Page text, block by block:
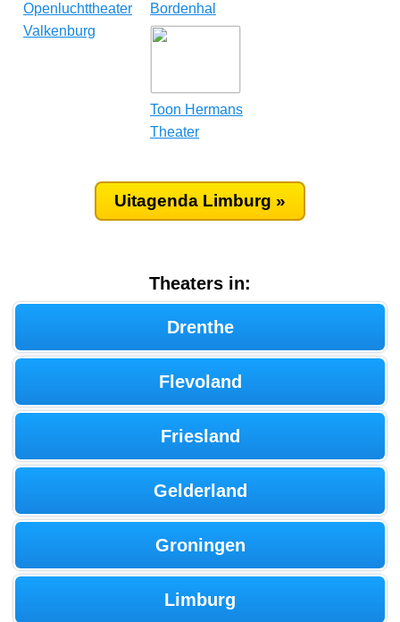
Openluchttheater
Valkenburg
Bordenhal
Toon Hermans
Theater
Uitagenda Limburg »
Theaters in:
Drenthe
Flevoland
Friesland
Gelderland
Groningen
Limburg